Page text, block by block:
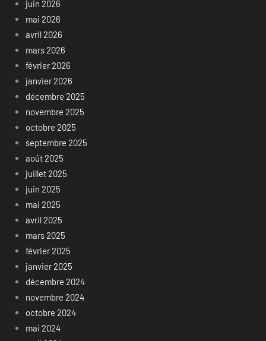
juin 2026
mai 2026
avril 2026
mars 2026
février 2026
janvier 2026
décembre 2025
novembre 2025
octobre 2025
septembre 2025
août 2025
juillet 2025
juin 2025
mai 2025
avril 2025
mars 2025
février 2025
janvier 2025
décembre 2024
novembre 2024
octobre 2024
mai 2024